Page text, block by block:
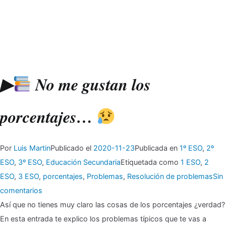
▶
No me gustan los
porcentajes…
Por Luis MartinPublicado el 2020-11-23Publicada en 1º ESO, 2º
ESO, 3º ESO, Educación SecundariaEtiquetada como 1 ESO, 2
ESO, 3 ESO, porcentajes, Problemas, Resolución de problemasSin
comentarios
▶
Así que no tienes muy claro las cosas de los porcentajes ¿verdad?
En esta entrada te explico los problemas típicos que te vas a